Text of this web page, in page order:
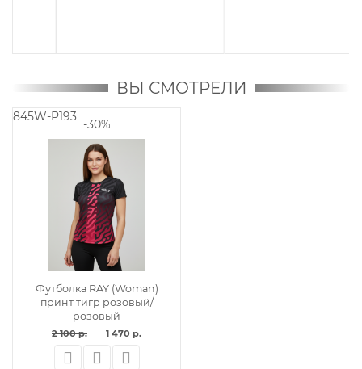
ВЫ СМОТРЕЛИ
845W-P193
-30%
Футболка RAY (Woman)
принт тигр розовый/
розовый
2 100 р. 1 470 р.